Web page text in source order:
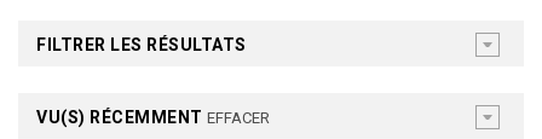
FILTRER LES RÉSULTATS
VU(S) RÉCEMMENT EFFACER